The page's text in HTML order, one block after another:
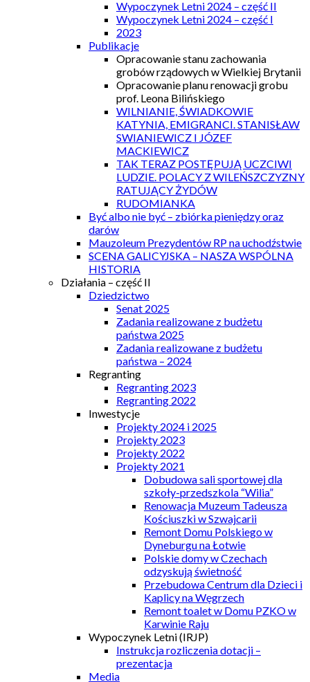
Wypoczynek Letni 2024 – część II
Wypoczynek Letni 2024 – część I
2023
Publikacje
Opracowanie stanu zachowania
grobów rządowych w Wielkiej Brytanii
Opracowanie planu renowacji grobu
prof. Leona Bilińskiego
WILNIANIE, ŚWIADKOWIE
KATYNIA, EMIGRANCI. STANISŁAW
SWIANIEWICZ I JÓZEF
MACKIEWICZ
TAK TERAZ POSTĘPUJĄ UCZCIWI
LUDZIE. POLACY Z WILEŃSZCZYZNY
RATUJĄCY ŻYDÓW
RUDOMIANKA
Być albo nie być – zbiórka pieniędzy oraz
darów
Mauzoleum Prezydentów RP na uchodźstwie
SCENA GALICYJSKA – NASZA WSPÓLNA
HISTORIA
Działania – część II
Dziedzictwo
Senat 2025
Zadania realizowane z budżetu
państwa 2025
Zadania realizowane z budżetu
państwa – 2024
Regranting
Regranting 2023
Regranting 2022
Inwestycje
Projekty 2024 i 2025
Projekty 2023
Projekty 2022
Projekty 2021
Dobudowa sali sportowej dla
szkoły-przedszkola “Wilia”
Renowacja Muzeum Tadeusza
Kościuszki w Szwajcarii
Remont Domu Polskiego w
Dyneburgu na Łotwie
Polskie domy w Czechach
odzyskują świetność
Przebudowa Centrum dla Dzieci i
Kaplicy na Węgrzech
Remont toalet w Domu PZKO w
Karwinie Raju
Wypoczynek Letni (IRJP)
Instrukcja rozliczenia dotacji –
prezentacja
Media